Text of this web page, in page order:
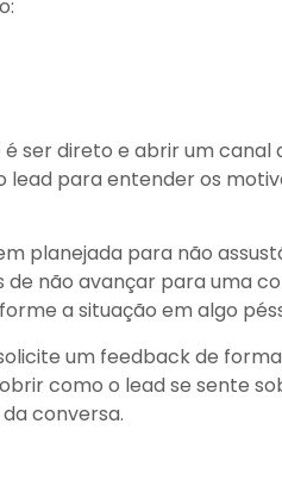
é ser direto e abrir um
para entender os
planejada para não
não avançar para uma
a situação em algo
um feedback de
como o lead se sente
conversa.